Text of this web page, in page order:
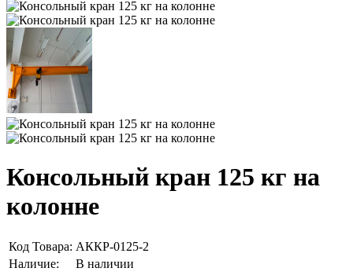
Консольный кран 125 кг на
колонне
Код Товара: АККР-0125-2
Наличие:
В наличии